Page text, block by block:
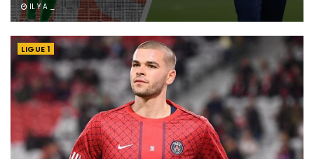
IL Y A _
LIGUE 1